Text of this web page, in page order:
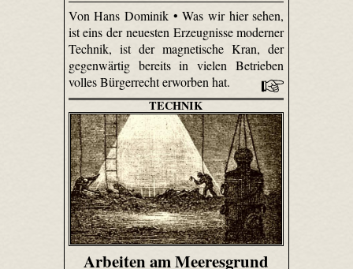
Von Hans Dominik • Was wir hier sehen,
ist eins der neuesten Erzeugnisse moderner
Technik, ist der magnetische Kran, der
gegenwärtig bereits in vielen Betrieben
volles Bürgerrecht erworben hat.
TECHNIK
Arbeiten am Meeresgrund